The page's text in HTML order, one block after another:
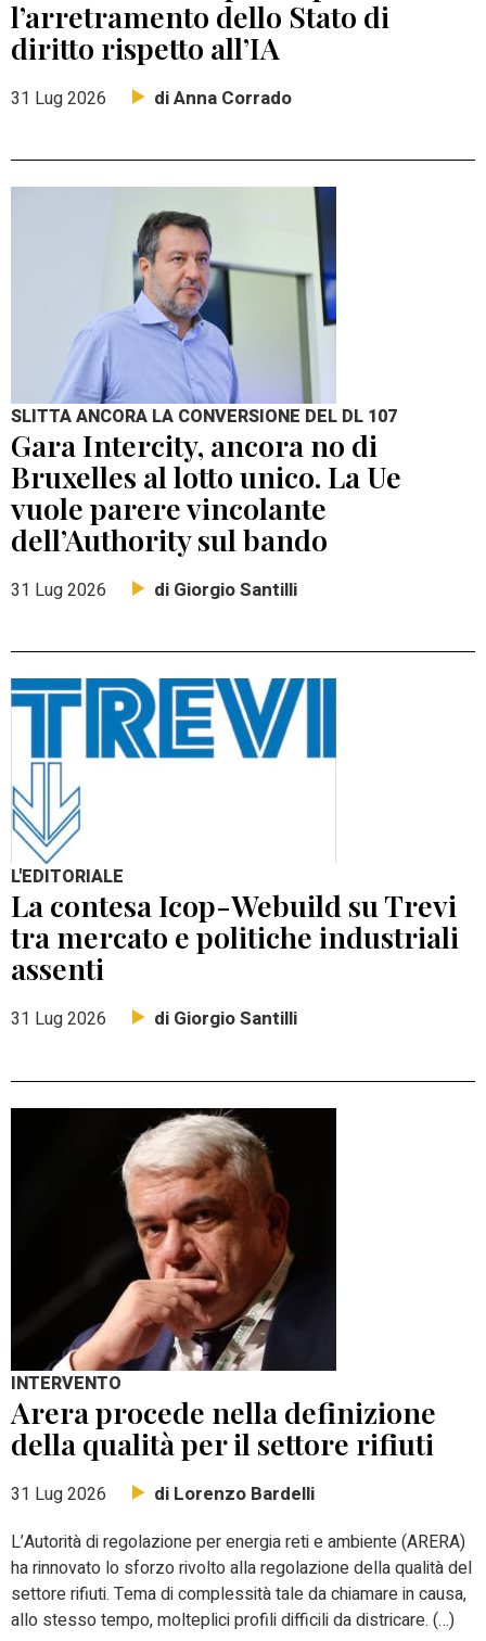
l’arretramento dello Stato di
diritto rispetto all’IA
31 Lug 2026 di Anna Corrado
SLITTA ANCORA LA CONVERSIONE DEL DL 107
Gara Intercity, ancora no di
Bruxelles al lotto unico. La Ue
vuole parere vincolante
dell’Authority sul bando
31 Lug 2026 di Giorgio Santilli
L'EDITORIALE
La contesa Icop-Webuild su Trevi
tra mercato e politiche industriali
assenti
31 Lug 2026 di Giorgio Santilli
INTERVENTO
Arera procede nella definizione
della qualità per il settore rifiuti
31 Lug 2026 di Lorenzo Bardelli
L’Autorità di regolazione per energia reti e ambiente (ARERA)
ha rinnovato lo sforzo rivolto alla regolazione della qualità del
settore rifiuti. Tema di complessità tale da chiamare in causa,
allo stesso tempo, molteplici profili difficili da districare. (…)